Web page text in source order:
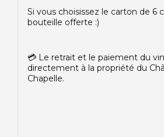
Si vous choisissez le carton de 6
bouteille offerte :)
💳 Le retrait et le paiement du
directement à la propriété du
Chapelle.